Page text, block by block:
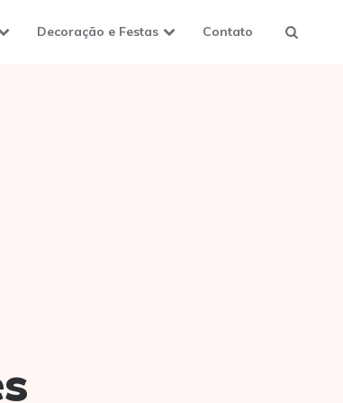
Decoração e Festas Contato